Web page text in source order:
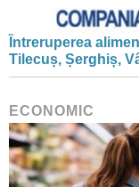
Întreruperea
Tilecuș, Șerghiș,
ECONOMIC